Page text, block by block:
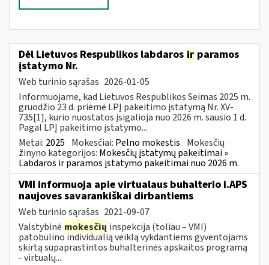
Dėl Lietuvos Respublikos labdaros ir paramos
įstatymo Nr.
Web turinio sąrašas 2026-01-05
Informuojame, kad Lietuvos Respublikos Seimas 2025 m.
gruodžio 23 d. priėmė LPĮ pakeitimo įstatymą Nr. XV-
735[1], kurio nuostatos įsigalioja nuo 2026 m. sausio 1 d.
Pagal LPĮ pakeitimo įstatymo...
Metai: 2025 Mokesčiai: Pelno mokestis Mokesčių
žinyno kategorijos: Mokesčių įstatymų pakeitimai »
Labdaros ir paramos įstatymo pakeitimai nuo 2026 m.
VMI informuoja apie virtualaus buhalterio i.APS
naujoves savarankiškai dirbantiems
Web turinio sąrašas 2021-09-07
Valstybinė mokesčių inspekcija (toliau – VMI)
patobulino individualią veiklą vykdantiems gyventojams
skirtą supaprastintos buhalterinės apskaitos programą
- virtualų...